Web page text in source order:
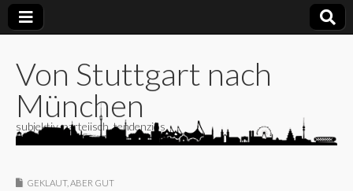
Von Stuttgart nach
München
subjektiv, parteiisch, tendenziös
GEKLAUT, ABER GUT